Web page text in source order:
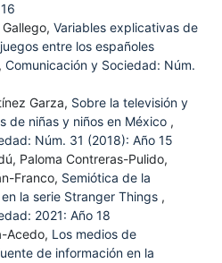
Variables explicativas de
entre los españoles
, Comunicación y Sociedad: Núm.
Garza, Sobre la televisión y
de niñas y niños en México ,
Núm. 31 (2018): Año 15
Paloma Contreras-Pulido,
Franco, Semiótica de la
la serie Stranger Things ,
2021: Año 18
Acedo, Los medios de
de información en la